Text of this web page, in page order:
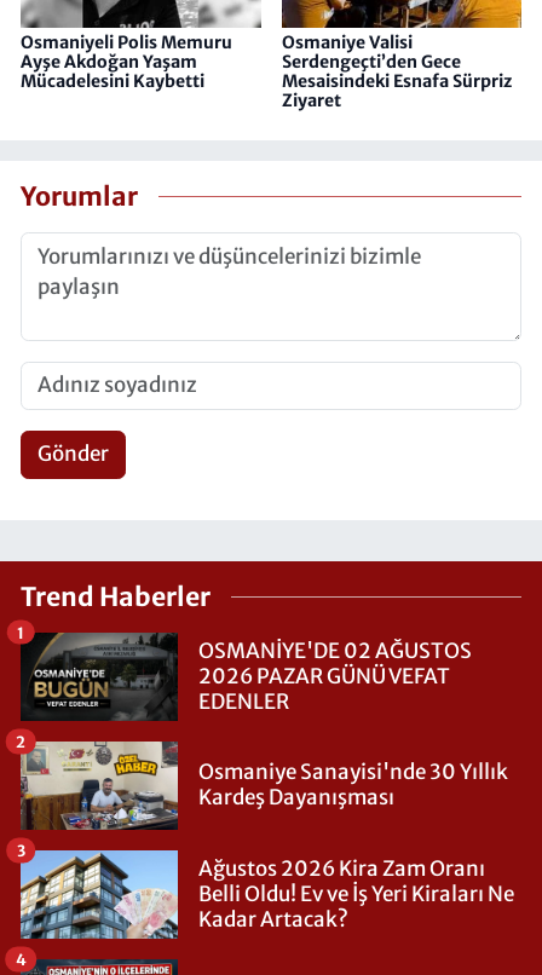
Osmaniyeli Polis Memuru
Ayşe Akdoğan Yaşam
Mücadelesini Kaybetti
Osmaniye Valisi
Serdengeçti’den Gece
Mesaisindeki Esnafa Sürpriz
Ziyaret
Yorumlar
Gönder
Trend Haberler
OSMANİYE'DE 02 AĞUSTOS
2026 PAZAR GÜNÜ VEFAT
EDENLER
1
Osmaniye Sanayisi'nde 30 Yıllık
Kardeş Dayanışması
2
Ağustos 2026 Kira Zam Oranı
Belli Oldu! Ev ve İş Yeri Kiraları Ne
Kadar Artacak?
3
4